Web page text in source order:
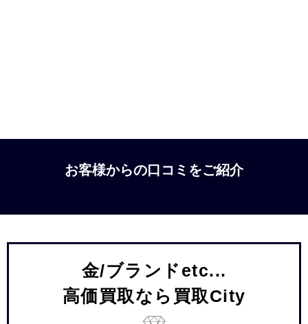
お客様からの口コミをご紹介
金/ブランドetc...
高価買取なら買取City